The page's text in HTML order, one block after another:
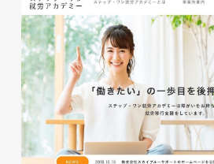
#レス
glitter8様 チラシ
#アパレル・ファッション
#チラシ